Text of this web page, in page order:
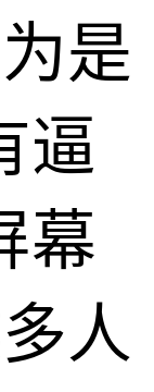
是
逼
幕
人